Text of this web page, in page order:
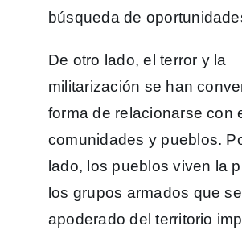
búsqueda de
De otro lado, el terror y la
militarización se han
forma de relacionarse con
comunidades y pueblos.
lado, los pueblos viven la
los grupos armados que
apoderado del territorio